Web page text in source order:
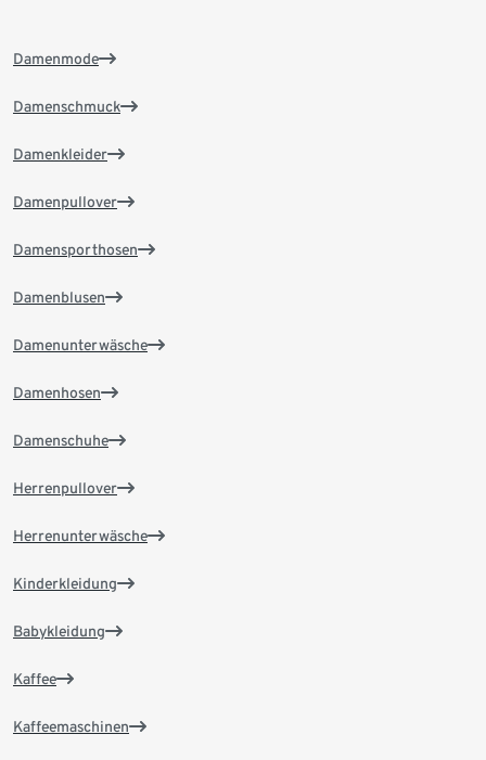
Damenmode
Damenschmuck
Damenkleider
Damenpullover
Damensporthosen
Damenblusen
Damenunterwäsche
Damenhosen
Damenschuhe
Herrenpullover
Herrenunterwäsche
Kinderkleidung
Babykleidung
Kaffee
Kaffeemaschinen